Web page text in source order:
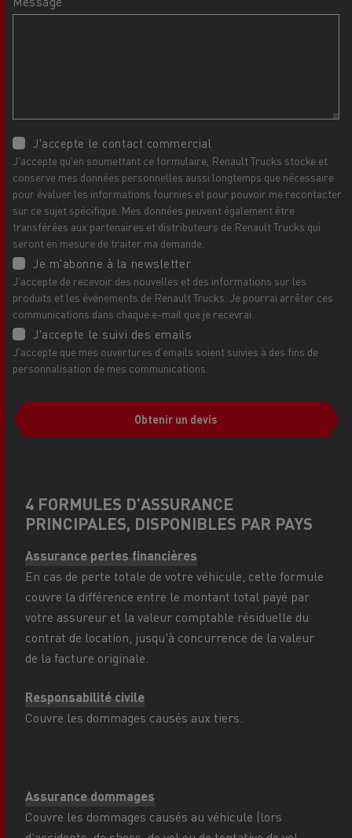
J'accepte le contact commercial
J'accepte qu'en soumettant ce formulaire, Renault Trucks stocke et
conserve mes données personnelles aussi longtemps que nécessaire
pour évaluer les informations fournies et pour pouvoir me recontacter
sur ce sujet spécifique. Mes données peuvent également être
transférées aux partenaires et distributeurs de Renault Trucks qui
seront en mesure de traiter ma demande.
Je m'abonne à la newsletter
J'accepte de recevoir des nouvelles et des informations sur les
produits et les événements de Renault Trucks. Je pourrai arrêter ces
communications dans chaque e-mail que je recevrai.
J'accepte le suivi des emails
J'accepte que mes ouvertures d'emails soient suivies à des fins de
personnalisation de mes communications.
Obtenir un devis
4 FORMULES D'ASSURANCE
PRINCIPALES, DISPONIBLES PAR PAYS
Assurance pertes financières
En cas de perte totale de votre véhicule, cette formule
couvre la différence entre le montant total payé par
votre assureur et la valeur comptable résiduelle du
contrat de location, jusqu'à concurrence de la valeur
de la facture originale.
Responsabilité civile
Couvre les dommages causés aux tiers.
Assurance dommages
Couvre les dommages causés au véhicule (lors